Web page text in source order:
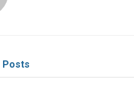
Posts